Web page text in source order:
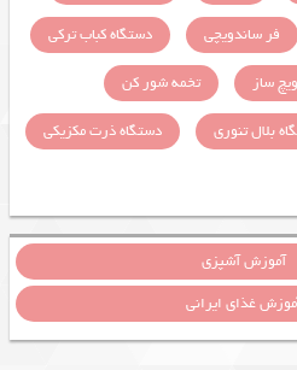
فر ساندویچی
دستگاه کباب ترکی
ساز
تخمه شور کن
بلال تنوری
دستگاه ذرت مکزیکی
آموزش آشپزی
غذای ایرانی